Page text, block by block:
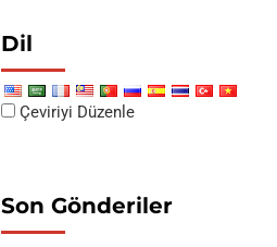
Dil
Çeviriyi Düzenle
Son Gönderiler